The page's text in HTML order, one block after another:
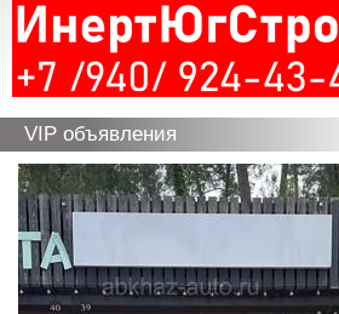
VIP объявления